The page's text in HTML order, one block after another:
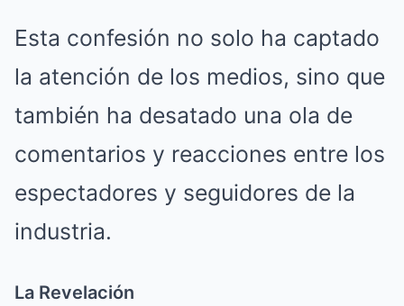
Esta confesión no solo ha captado
la atención de los medios, sino que
también ha desatado una ola de
comentarios y reacciones entre los
espectadores y seguidores de la
industria.
La Revelación